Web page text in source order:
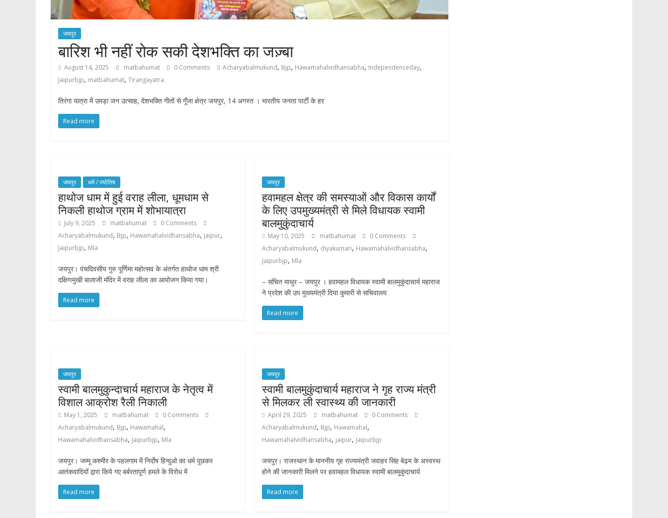
जयपुर
बारिश भी नहीं रोक सकी देशभक्ति का जज़्बा
August 14, 2025 matbahumat 0 Comments Acharyabalmukund, Bjp, Hawamahalvidhansabha, Independenceday,
Jaipurbjp, matbahumat, Tirangayatra
तिरंगा यात्रा में उमड़ा जन उत्साह, देशभक्ति गीतों से गूँजा क्षेत्र जयपुर, 14 अगस्त । भारतीय जनता पार्टी के हर
Read more
जयपुर धर्म / ज्योतिष
हाथोज धाम में हुई वराह लीला, धूमधाम से
निकली हाथोज ग्राम में शोभायात्रा
July 9, 2025 matbahumat
0 Comments
Acharyabalmukund, Bjp, Hawamahalvidhansabha, jaipur,
Jaipurbjp, Mla
जयपुर। पंचदिवसीय गुरु पूर्णिमा महोत्सव के अंतर्गत हाथोज धाम श्री
दक्षिणमुखी बालाजी मंदिर में वराह लीला का आयोजन किया गया।
Read more
जयपुर
हवामहल क्षेत्र की समस्याओं और विकास कार्यों
के लिए उपमुख्यमंत्री से मिले विधायक स्वामी
बालमुकुंदाचार्य
May 10, 2025 matbahumat
0 Comments
Acharyabalmukund, diyakumari, Hawamahalvidhansabha,
Jaipurbjp, Mla
– संचित माथुर – जयपुर । हवामहल विधायक स्वामी बालमुकुंदाचार्य महाराज
ने प्रदेश की उप मुख्यमंत्री दिया कुमारी से सचिवालय
Read more
जयपुर
स्वामी बालमुकुन्दाचार्य महाराज के नेतृत्व में
विशाल आक्रोश रैली निकाली
May 1, 2025 matbahumat
0 Comments
Acharyabalmukund, Bjp, Hawamahal,
Hawamahalvidhansabha, Jaipurbjp, Mla
जयपुर। जम्मू कश्मीर के पहलगाम में निर्दोष हिन्दुओ का धर्म पूछकर
आतंकवादियों द्वारा किये गए बर्बरतापूर्ण हमले के विरोध में
Read more
जयपुर
स्वामी बालमुकुंदाचार्य महाराज ने गृह राज्य मंत्री
से मिलकर ली स्वास्थ्य की जानकारी
April 29, 2025 matbahumat
0 Comments
Acharyabalmukund, Bjp, Hawamahal,
Hawamahalvidhansabha, jaipur, Jaipurbjp
जयपुर। राजस्थान के माननीय गृह राज्यमंत्री जवाहर सिंह बेढ़म के अस्वस्थ
होने की जानकारी मिलने पर हवामहल विधायक स्वामी बालमुकुंदाचार्य
Read more